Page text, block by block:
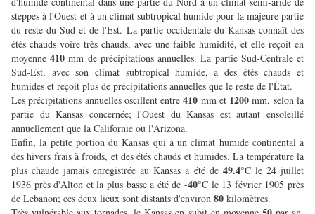
steppes à l'Ouest et à un climat subtropical humide pour la majeure partie
du reste du Sud et de l'Est. La partie occidentale du Kansas connaît des
étés chauds voire très chauds, avec une faible humidité, et elle reçoit en
moyenne410mm de précipitations annuelles. La partie Sud-Centrale et
Sud-Est, avec son climat subtropical humide, a des étés chauds et
humides et reçoit plus de précipitations annuelles que le reste de l'État.
Les précipitations annuelles oscillent entre410 mm et 1200mm, selon la
partie du Kansas concernée; l'Ouest du Kansas est autant ensoleillé
annuellement que la Californie ou l'Arizona.
Enfin, la petite portion du Kansas qui a un climat humide continental a
des hivers frais à froids, et des étés chauds et humides. La température la
plus chaude jamais enregistrée au Kansas a été de 49.4°C le 24 juillet
1936 près d'Alton et la plus basse a été de -40°C le 13 février 1905 près
de Lebanon; ces deux lieux sont distants d'environ 80 kilomètres.